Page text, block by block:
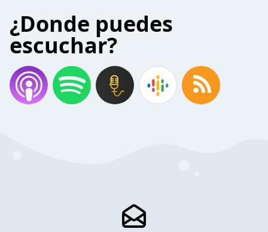
¿Donde puedes
escuchar?